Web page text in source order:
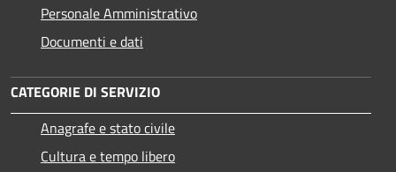
Personale Amministrativo
Documenti e dati
CATEGORIE DI SERVIZIO
Anagrafe e stato civile
Cultura e tempo libero